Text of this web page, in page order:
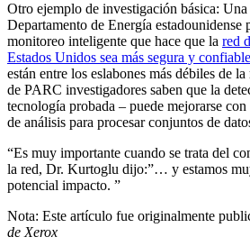
Otro ejemplo de investigación básica:
Departamento de Energía estadounidense
monitoreo inteligente que hace que la red
Estados Unidos sea más segura y confiable
están entre los eslabones más débiles de
de PARC investigadores saben que la
tecnología probada – puede mejorarse
de análisis para procesar conjuntos de
“Es muy importante cuando se trata del
la red, Dr. Kurtoglu dijo:”… y estamos
potencial impacto. ”
Nota: Este artículo fue originalmente
de Xerox